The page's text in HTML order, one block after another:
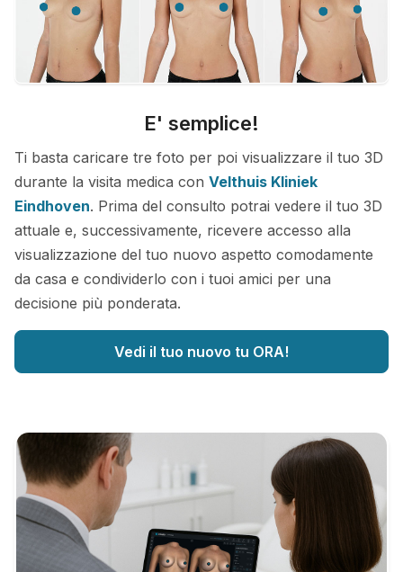
E' semplice!
Ti basta caricare tre foto per poi visualizzare il tuo 3D
durante la visita medica con Velthuis Kliniek
Eindhoven. Prima del consulto potrai vedere il tuo 3D
attuale e, successivamente, ricevere accesso alla
visualizzazione del tuo nuovo aspetto comodamente
da casa e condividerlo con i tuoi amici per una
decisione più ponderata.
Vedi il tuo nuovo tu ORA!